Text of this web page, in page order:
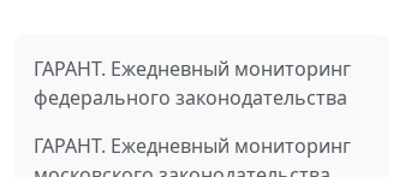
ГАРАНТ. Ежедневный мониторинг
федерального законодательства
ГАРАНТ. Ежедневный мониторинг